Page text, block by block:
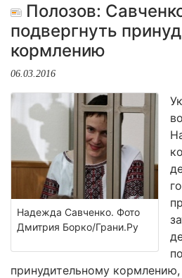
Полозов:
подвергнуть
кормлению
06.03.2016
Надежда Савченко. Фото
Дмитрия Борко/Грани.Ру
принудительному кормлению,